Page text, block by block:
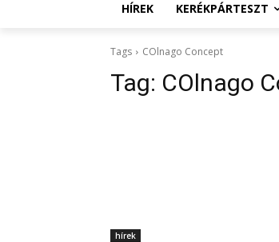
HÍREK KERÉKPÁRTESZT
Tags COlnago Concept
Tag: COlnago
hírek